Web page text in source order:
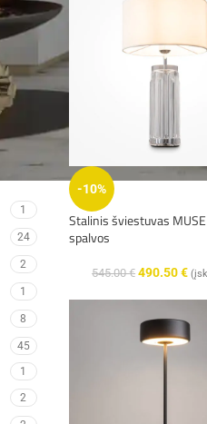
1
24
2
1
8
45
1
2
-10%
Stalinis šviestuvas
spalvos
545.00€ 490.50€